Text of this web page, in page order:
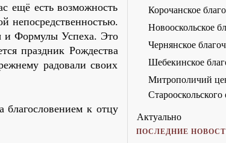
ещё есть возможность
непосредственностью.
и Формулы Успеха. Это
праздник Рождества
радовали своих
благословением к отцу
Корочанское
Новооскольское
Чернянское
Шебекинское
Митрополичий
Старооскольского
Актуально
ПОСЛЕДНИЕ